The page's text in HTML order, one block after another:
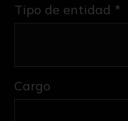
Tipo de entidad *
Cargo